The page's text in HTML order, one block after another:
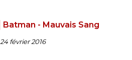
Batman - Mauvais Sang
24 février 2016